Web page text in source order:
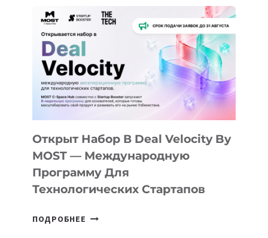
АЛМАТЫ:
AI
YOUTH
CAMP
ДАЛ
30
ПОДРОСТКАМ
БИЛЕТ
В
ПРЕДПРИНИМАТЕЛЬСТВО
Открыт Набор В Deal Velocity By
MOST — Международную
Программу Для
Технологических Стартапов
ПОДРОБНЕЕ ОТКРЫТ